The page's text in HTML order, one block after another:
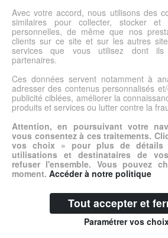
© DSh0p 2026 -Accueil-
Avec votre accord, nous utilisons des
similaires pour collecter, stocker et
personnelles, de même que nos
clients sur ce site et sur les autres
services que vous utilisez dont ils
partenaires.
Ces données servent notamment à
adresser des contenus personnalisés
publicité ciblées, améliorer la
produits et services ou lutter contre la
Attention, en poursuivant votre
vous consentez à ces traitements.
vos choix » pour plus de détails
utilisations et destinataires de
refuser l'ensemble. Vous pouvez
moment. Accéder à notre politique
Tout accepter et
Paramétrer vos